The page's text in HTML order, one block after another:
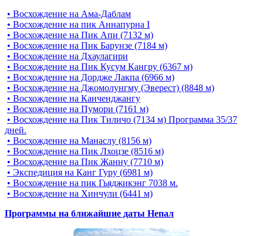
• Восхождение на Ама-Даблам
• Восхождение на пик Аннапурна I
• Восхождение на Пик Апи (7132 м)
• Восхождение на Пик Барунзе (7184 м)
• Восхождение на Дхаулагири
• Восхождение на Пик Кусум Кангру (6367 м)
• Восхождение на Дордже Лакпа (6966 м)
• Восхождение на Джомолунгму (Эверест) (8848 м)
• Восхождение на Канченджангу
• Восхождение на Пумори (7161 м)
• Восхождение на Пик Тиличо (7134 м) Программа 35/37
дней.
• Восхождение на Манаслу (8156 м)
• Восхождение на Пик Лхоцзе (8516 м)
• Восхождение на Пик Жанну (7710 м)
• Экспедиция на Канг Гуру (6981 м)
• Восхождение на пик Гьяджикэнг 7038 м.
• Восхождение на Хинчули (6441 м)
Программы на ближайшие даты Непал